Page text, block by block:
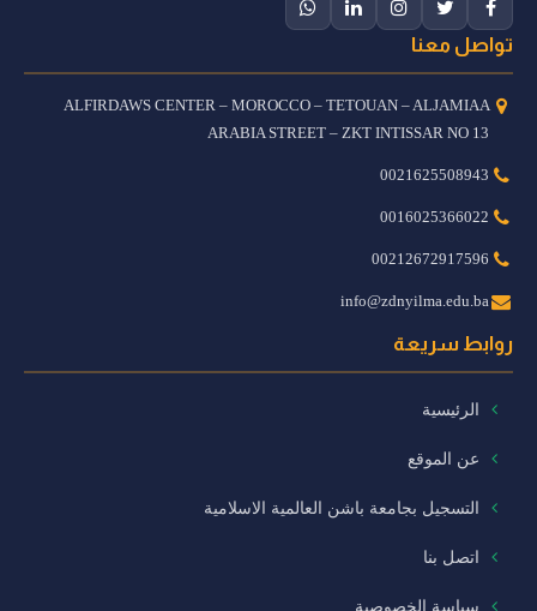
تواصل معنا
ALFIRDAWS CENTER – MOROCCO – TETOUAN – ALJAMIAA
ARABIA STREET – ZKT INTISSAR NO 13
0021625508943
0016025366022
00212672917596
info@zdnyilma.edu.ba
روابط سريعة
الرئيسية
عن الموقع
التسجيل بجامعة باشن العالمية الاسلامية
اتصل بنا
سياسة الخصوصية